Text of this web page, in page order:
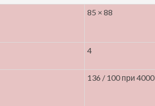
85 × 88
4
136 / 100 при 4000